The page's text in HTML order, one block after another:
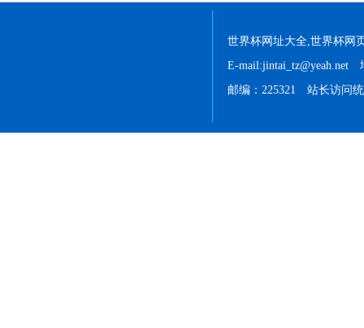
世界杯网址大全,世界杯网
E-mail:jintai_tz@yeah.net
邮编：225321 站长访问